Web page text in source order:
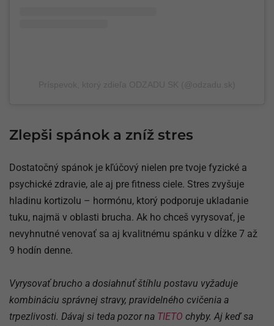
Zlepši spánok a zníž stres
Dostatočný spánok je kľúčový nielen pre tvoje fyzické a
psychické zdravie, ale aj pre fitness ciele. Stres zvyšuje
hladinu kortizolu – hormónu, ktorý podporuje ukladanie
tuku, najmä v oblasti brucha. Ak ho chceš vyrysovať, je
nevyhnutné venovať sa aj kvalitnému spánku v dĺžke 7 až
9 hodín denne.
Vyrysovať brucho a dosiahnuť štíhlu postavu vyžaduje
kombináciu správnej stravy, pravidelného cvičenia a
trpezlivosti. Dávaj si teda pozor na TIETO chyby. Aj keď sa